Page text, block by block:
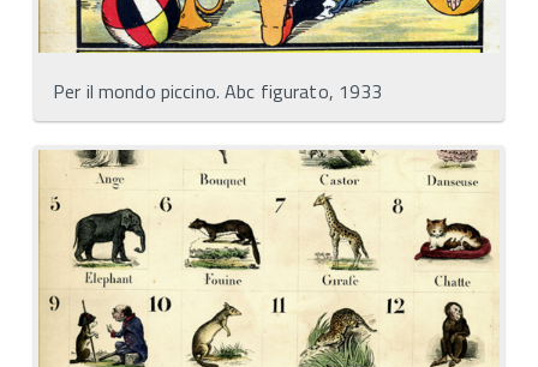
Per il mondo piccino. Abc figurato, 1933